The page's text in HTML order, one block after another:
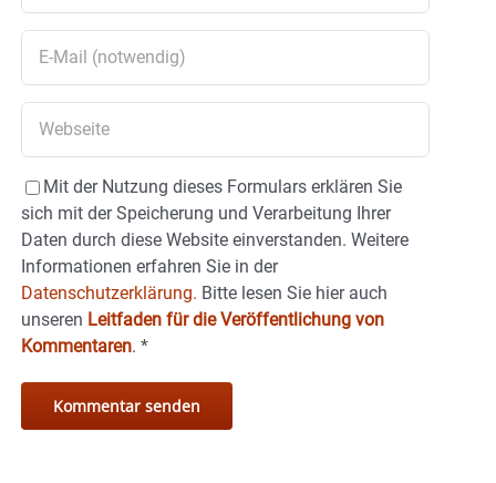
Mit der Nutzung dieses Formulars erklären Sie
sich mit der Speicherung und Verarbeitung Ihrer
Daten durch diese Website einverstanden. Weitere
Informationen erfahren Sie in der
Datenschutzerklärung. Bitte lesen Sie hier auch
unseren Leitfaden für die Veröffentlichung von
Kommentaren. *